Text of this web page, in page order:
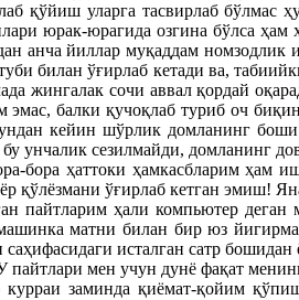
қўйиш уларга тасвирлаб бўлмас
юрак-юрагида озгина бўлса
анча йиллар муқаддам
билан ўғирлаб кетади ва,
жингалак сочи аввал қордай
балки қучоқлаб туриб оч
кейин шўрлик домланинг боши
унчалик сезилмайди, домланинг
бора ҳаттоки ҳамкасбларим ҳам
қўлёзмани ўғирлаб кетган эмиш!
пайтларим ҳали компьютер деган
матни билан бир юз
исталган сатр
мен учун дунё фақат
курраи заминда қиёмат-қойим